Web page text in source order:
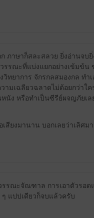
ภาษาก็สละสลวย ยิ่งอ่านจบ
รรณะที่แบ่งแยกอย่างเข้มข้น
ทยาการ จักรกลสมองกล ทำเ
เฉลียวฉลาดไม่ด้อยกว่าใค
นัง หรือทำเป็นซีรีย์ผจญภัยเ
สียงมานาน บอกเลยว่าเลิศม
รณะจัณฑาล การเอาตัวรอด
แปปเดียวก็จบแล้วครับ